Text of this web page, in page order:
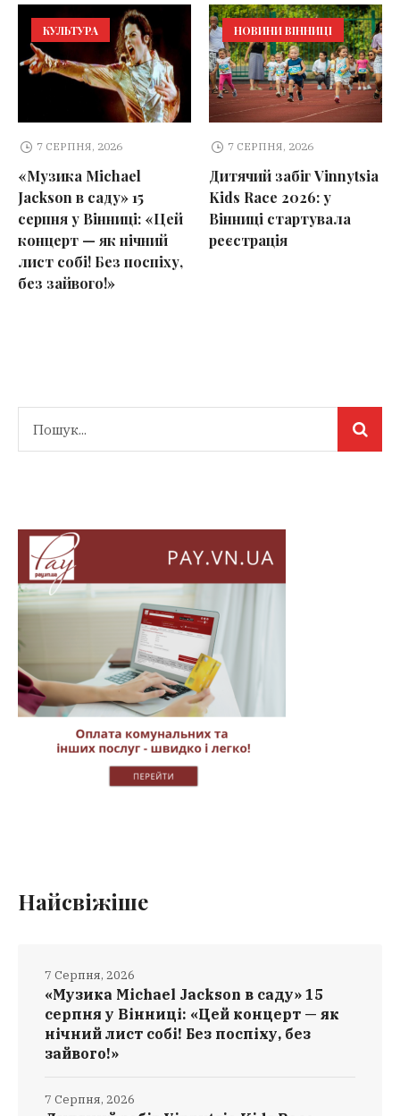
КУЛЬТУРА
7 СЕРПНЯ, 2026
«Музика Michael
Jackson в саду» 15
серпня у Вінниці: «Цей
концерт — як нічний
лист собі! Без поспіху,
без зайвого!»
НОВИНИ ВІННИЦІ
7 СЕРПНЯ, 2026
Дитячий забіг Vinnytsia
Kids Race 2026: у
Вінниці стартувала
реєстрація
Найсвіжіше
«Музика Michael Jackson в саду» 15
серпня у Вінниці: «Цей концерт — як
нічний лист собі! Без поспіху, без
зайвого!»
7 Серпня, 2026
7 Серпня, 2026